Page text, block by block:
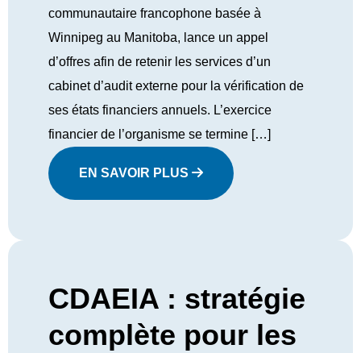
communautaire francophone basée à
Winnipeg au Manitoba, lance un appel
d’offres afin de retenir les services d’un
cabinet d’audit externe pour la vérification de
ses états financiers annuels. L’exercice
financier de l’organisme se termine […]
EN SAVOIR PLUS
CDAEIA : stratégie
complète pour les